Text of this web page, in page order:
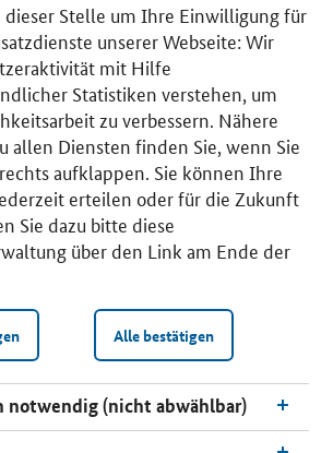
dieser Stelle um Ihre Einwilligung für
unserer Webseite: Wir
mit Hilfe
Statistiken verstehen, um
zu verbessern. Nähere
allen Diensten finden Sie, wenn Sie
aufklappen. Sie können Ihre
erteilen oder für die Zukunft
Sie dazu bitte diese
über den Link am Ende der
Alle bestätigen
notwendig (nicht abwählbar)